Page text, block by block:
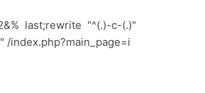
last;rewrite "^(.)-c-(.)"
/index.php?main_page=i